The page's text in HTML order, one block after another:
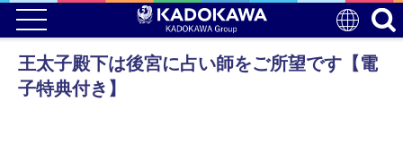
王太子殿下は後宮に占い師をご所望です【電
子特典付き】